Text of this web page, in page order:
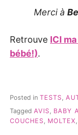
Merci à
Retrouve ICI
bébé!).
Posted in TESTS,
Tagged AVIS BABY
COUCHES
MOLTEX